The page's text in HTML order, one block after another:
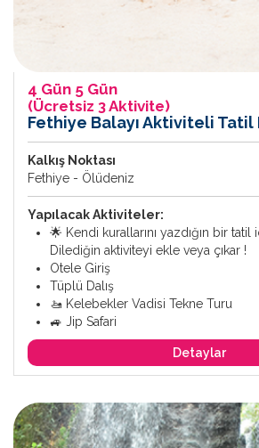
4 Gün 5 Gün
(Ücretsiz 3 Aktivite)
Fethiye Balayı Aktiviteli Tatil
Kalkış Noktası
Fethiye - Ölüdeniz
Yapılacak Aktiviteler:
🌟 Kendi kurallarını yazdığın bir tatil
Dilediğin aktiviteyi ekle veya çıkar !
Otele Giriş
Tüplü Dalış
🚤 Kelebekler Vadisi Tekne Turu
🚙 Jip Safari
Detaylar